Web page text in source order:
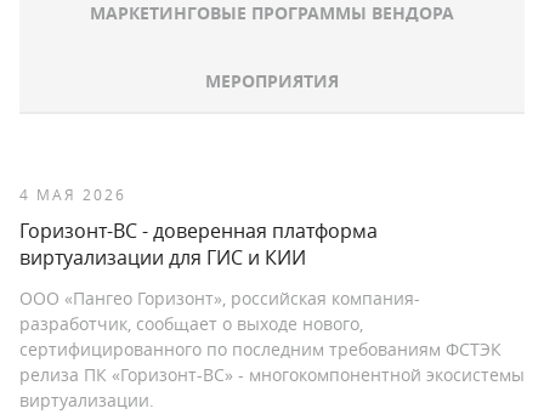
МАРКЕТИНГОВЫЕ ПРОГРАММЫ ВЕНДОРА
МЕРОПРИЯТИЯ
4 МАЯ 2026
Горизонт-ВС - доверенная платформа
виртуализации для ГИС и КИИ
ООО «Пангео Горизонт», российская компания-
разработчик, сообщает о выходе нового,
сертифицированного по последним требованиям ФСТЭК
релиза ПК «Горизонт-ВС» - многокомпонентной экосистемы
виртуализации.